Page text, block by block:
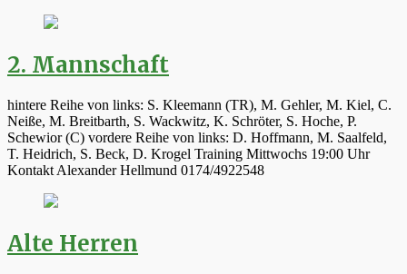
2. Mannschaft
hintere Reihe von links: S. Kleemann (TR), M. Gehler, M. Kiel, C.
Neiße, M. Breitbarth, S. Wackwitz, K. Schröter, S. Hoche, P.
Schewior (C) vordere Reihe von links: D. Hoffmann, M. Saalfeld,
T. Heidrich, S. Beck, D. Krogel Training Mittwochs 19:00 Uhr
Kontakt Alexander Hellmund 0174/4922548
Alte Herren